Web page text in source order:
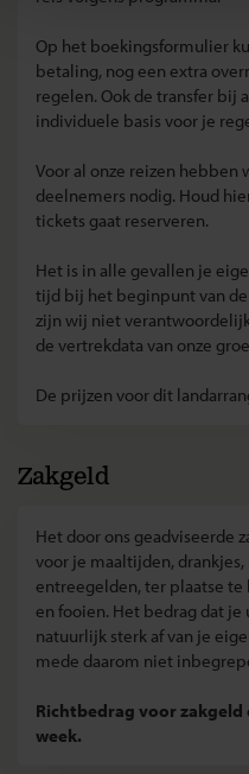
Op het boekingsformulier
betaling, nog een extra
regelen. Ook de transfer bij
individuele basis voor je
Voor al onze reizen hebben
deelnemers nodig. Houd
tickets gaat reserveren.
Het is in alle gevallen je
tijd bij het beginpunt van de
zijn wij niet
de vertrekdata van onze
De prijzen voor dit
Zakgeld
Het door ons geadviseerde
voor je maaltijden,
entreegelden, ter plaatse
en fooien. Het bedrag dat
natuurlijk sterk af van je
mede daarom niet
Richtbedrag voor zakgeld
week.